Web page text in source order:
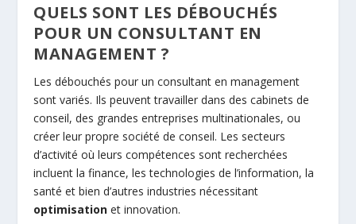
QUELS SONT LES DÉBOUCHÉS
POUR UN CONSULTANT EN
MANAGEMENT ?
Les débouchés pour un consultant en management
sont variés. Ils peuvent travailler dans des cabinets de
conseil, des grandes entreprises multinationales, ou
créer leur propre société de conseil. Les secteurs
d’activité où leurs compétences sont recherchées
incluent la finance, les technologies de l’information, la
santé et bien d’autres industries nécessitant
optimisation et innovation.